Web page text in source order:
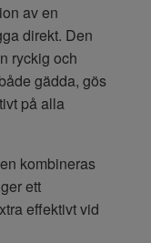
av en
direkt. Den
ryckig och
gädda, gös
på alla
kombineras
ett
effektivt vid